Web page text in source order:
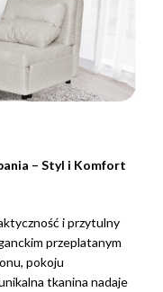
– Styl i Komfort
i przytulny
przeplatanym
pokoju
tkanina nadaje